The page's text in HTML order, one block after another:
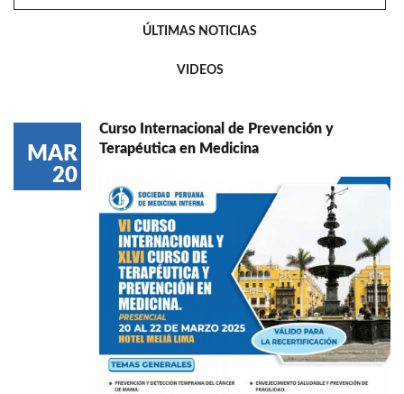
ÚLTIMAS NOTICIAS
VIDEOS
MAR
20
Curso Internacional de Prevención y
Terapéutica en Medicina